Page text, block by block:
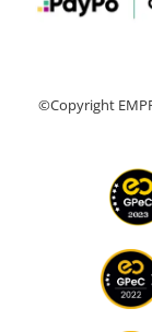
©Copyright